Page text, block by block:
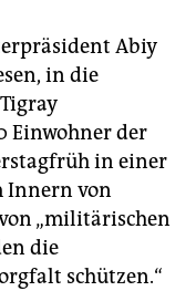
Abiy
in die
Einwohner der
in einer
Innern von
„militärischen
die
schützen.“